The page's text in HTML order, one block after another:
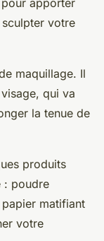
apporter
votre
maquillage. Il
qui va
la tenue de
produits
: poudre
matifiant
votre